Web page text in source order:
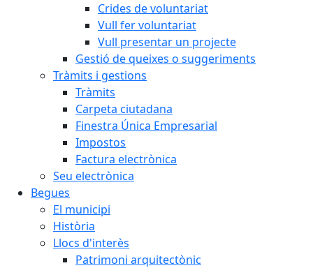
Crides de voluntariat
Vull fer voluntariat
Vull presentar un projecte
Gestió de queixes o suggeriments
Tràmits i gestions
Tràmits
Carpeta ciutadana
Finestra Única Empresarial
Impostos
Factura electrònica
Seu electrònica
Begues
El municipi
Història
Llocs d'interès
Patrimoni arquitectònic